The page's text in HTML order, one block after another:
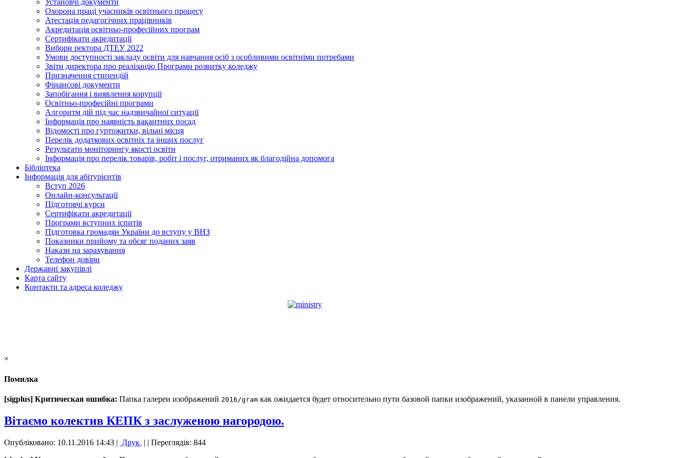
Установчі документи
Охорона праці учасників освітнього процесу
Атестація педагогічних працівників
Акредитація освітньо-професійних програм
Сертифікати акредитації
Вибори ректора ДТЕУ 2022
Умови доступності закладу освіти для навчання осіб з особливими освітніми потребами
Звіти директора про реалізацію Програми розвитку коледжу
Призначення стипендій
Фінансові документи
Запобігання і виявлення корупції
Освітньо-професійні програми
Алгоритм дій під час надзвичайної ситуації
Інформація про наявність вакантних посад
Відомості про гуртожитки, вільні місця
Перелік додаткових освітніх та інших послуг
Результати моніторингу якості освіти
Інформація про перелік товарів, робіт і послуг, отриманих як благодійна допомога
Бібліотека
Інформація для абітурієнтів
Вступ 2026
Онлайн-консультації
Підготовчі курси
Сертифікати акредитації
Програми вступних іспитів
Підготовка громадян України до вступу у ВНЗ
Показники прийому та обсяг поданих заяв
Накази на зарахування
Телефон довіри
Державні закупівлі
Карта сайту
Контакти та адреса коледжу
×
Помилка
[sigplus] Критическая ошибка: Папка галереи изображений 2016/gram как ожидается будет относительно пути базовой папки изображений, указанной в панели управления.
Вітаємо колектив КЕПК з заслуженою нагородою.
Опубліковано: 10.11.2016 14:43 | Друк | | Переглядів: 844